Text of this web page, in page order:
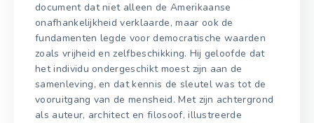
document dat niet alleen de Amerikaanse
onafhankelijkheid verklaarde, maar ook de
fundamenten legde voor democratische waarden
zoals vrijheid en zelfbeschikking. Hij geloofde dat
het individu ondergeschikt moest zijn aan de
samenleving, en dat kennis de sleutel was tot de
vooruitgang van de mensheid. Met zijn achtergrond
als auteur, architect en filosoof, illustreerde